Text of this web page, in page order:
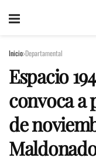
Inicio Departamental
Espacio
convoca a
de